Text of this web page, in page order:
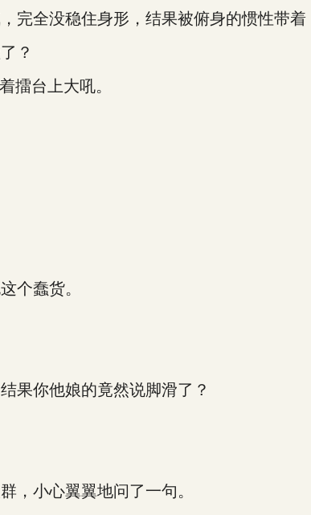
全没稳住身形，结果被俯身的惯性带着
？
台上大吼。
个蠢货。
你他娘的竟然说脚滑了？
小心翼翼地问了一句。